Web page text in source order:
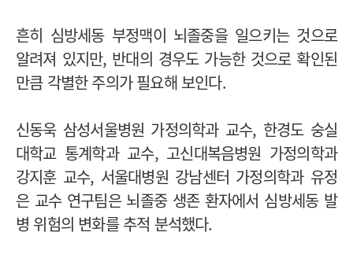
흔히 심방세동 부정맥이 뇌졸중을 일으키는 것으로
알려져 있지만, 반대의 경우도 가능한 것으로 확인된
만큼 각별한 주의가 필요해 보인다.
신동욱 삼성서울병원 가정의학과 교수, 한경도 숭실
대학교 통계학과 교수, 고신대복음병원 가정의학과
강지훈 교수, 서울대병원 강남센터 가정의학과 유정
은 교수 연구팀은 뇌졸중 생존 환자에서 심방세동 발
병 위험의 변화를 추적 분석했다.